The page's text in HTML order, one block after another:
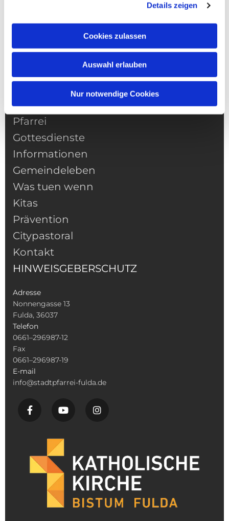
Details zeigen
Cookies zulassen
Auswahl erlauben
Nur notwendige Cookies
NAVIGATION
Pfarrei
Gottesdienste
Informationen
Gemeindeleben
Was tuen wenn
Kitas
Prävention
Citypastoral
Kontakt
HINWEISGEBERSCHUTZ
Adresse
Nonnengasse 13
Fulda, 36037
Telefon
0661–296987-12
Fax
0661–296987-19
E-mail
info@stadtpfarrei-fulda.de